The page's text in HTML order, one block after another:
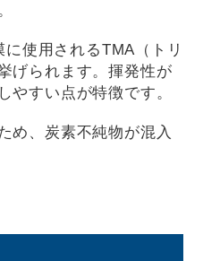
使用されるTMA（トリ
げられます。揮発性が
やすい点が特徴です。
め、炭素不純物が混入